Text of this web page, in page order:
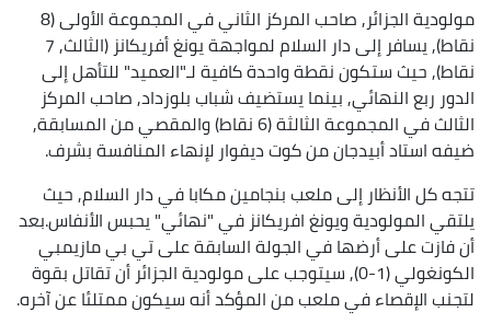
مولودية الجزائر, صاحب المركز الثاني في المجموعة الأولى (8
نقاط), يسافر إلى دار السلام لمواجهة يونغ أفريكانز (الثالث, 7
نقاط), حيث ستكون نقطة واحدة كافية لـ"العميد" للتأهل إلى
الدور ربع النهائي, بينما يستضيف شباب بلوزداد, صاحب المركز
الثالث في المجموعة الثالثة (6 نقاط) والمقصي من المسابقة,
ضيفه استاد أبيدجان من كوت ديفوار لإنهاء المنافسة بشرف.
تتجه كل الأنظار إلى ملعب بنجامين مكابا في دار السلام, حيث
يلتقي المولودية ويونغ افريكانز في "نهائي" يحبس الأنفاس.بعد
أن فازت على أرضها في الجولة السابقة على تي بي مازيمبي
الكونغولي (1-0), سيتوجب على مولودية الجزائر أن تقاتل بقوة
لتجنب الإقصاء في ملعب من المؤكد أنه سيكون ممتلئا عن آخره.